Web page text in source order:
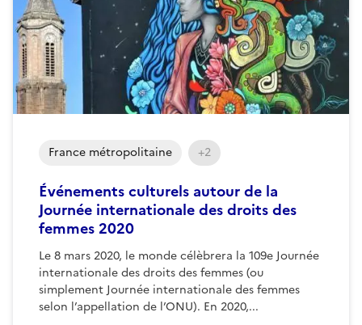
Événements culturels autour de la
Journée internationale des droits des
femmes 2020
Le 8 mars 2020, le monde célèbrera la 109e Journée
internationale des droits des femmes (ou
simplement Journée internationale des femmes
selon l’appellation de l’ONU). En 2020,...
France métropolitaine +2